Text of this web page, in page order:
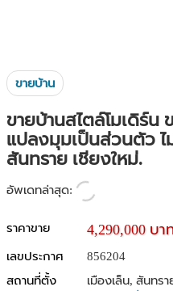
ขายบ้าน
ขายบ้านสไตล์โมเดิร์น
แปลงมุมเป็นส่วนตัว ไ
สันทราย เชียงใหม่.
อัพเดทล่าสุด:
ราคาขาย 4,290,000 บา
เลขประกาศ
856204
สถานที่ตั้ง
เมืองเล็น, สันทรา